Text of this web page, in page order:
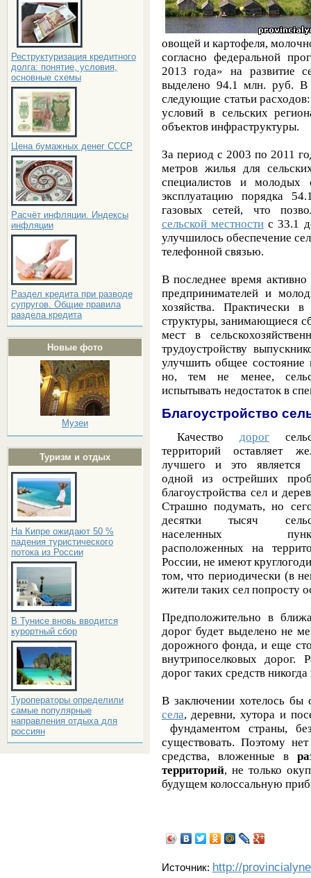
Реструктуризация кредитного
долга: понятие, условия,
основные схемы
Цена бумажных денег СССР
Расчёт инфляции. Индексы
инфляции
Раздел кредита при разводе
супругов. Общие правила
раздела кредита
Новые фото
Музеи
Туризм и отдых
На Кипре ожидают 50 %
падения туристического
потока из России
В Тунисе вновь вводится
курортный сбор
Туроператоры определили
самые популярные
направления отдыха для
россиян
овощей и картофеля,
согласно федеральной
2013 года» на развитие
выделено 94.1 млн. руб.
следующие статьи
условий в сельских
объектов инфраструктуры.
За период с 2003 по 2011
метров жилья для
специалистов и
эксплуатацию порядка
газовых сетей, что
сельской местностис 33.1
улучшилось обеспечение
телефонной связью.
В последнее время
предпринимателей и
хозяйства. Практически
структуры, занимающиеся
мест в
трудоустройству
улучшить общее
но, тем не менее,
испытывать недостаток в
Благоустройство
Качество дорог
территорий оставляет
лучшего и это является
одной из острейших
благоустройства сел и
Страшно подумать, но
десятки тысяч
населенных
расположенных на
России, не имеют
том, что периодически (в
жители таких сел попросту
Предположительно в
дорог будет выделено не
дорожного фонда, и еще
внутрипоселковых дорог.
дорог таких средств
В заключении хотелось бы
села, деревни, хутора и
фундаментом страны,
существовать. Поэтому
средства, вложенные в
территорий, не только
будущем колоссальную
Источник: http://